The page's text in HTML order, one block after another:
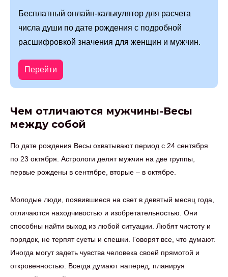
Бесплатный онлайн-калькулятор для расчета
числа души по дате рождения с подробной
расшифровкой значения для женщин и мужчин.
Перейти
Чем отличаются мужчины-Весы
между собой
По дате рождения Весы охватывают период с 24 сентября
по 23 октября. Астрологи делят мужчин на две группы,
первые рождены в сентябре, вторые – в октябре.
Молодые люди, появившиеся на свет в девятый месяц года,
отличаются находчивостью и изобретательностью. Они
способны найти выход из любой ситуации. Любят чистоту и
порядок, не терпят суеты и спешки. Говорят все, что думают.
Иногда могут задеть чувства человека своей прямотой и
откровенностью. Всегда думают наперед, планируя